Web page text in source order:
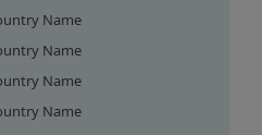
Name
Name
Name
Name